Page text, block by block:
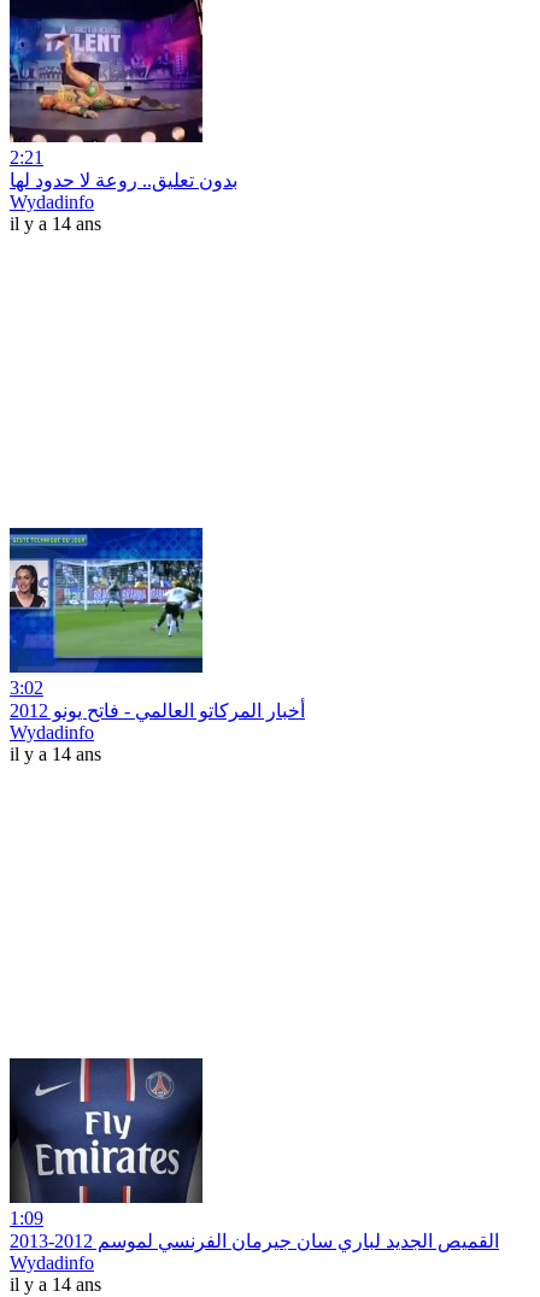
2:21
بدون تعليق.. روعة لا حدود لها
Wydadinfo
il y a 14 ans
3:02
أخبار المركاتو العالمي - فاتح يونو 2012
Wydadinfo
il y a 14 ans
1:09
القميص الجديد لباري سان جيرمان الفرنسي لموسم 2012-2013
Wydadinfo
il y a 14 ans